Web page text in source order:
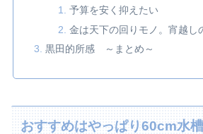
予算を安く抑えたい
金は天下の回りモノ。宵越し
黒田的所感 ～まとめ～
おすすめはやっぱり60cm水槽